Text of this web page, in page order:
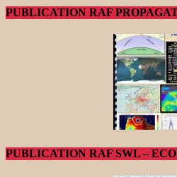
PUBLICATION RAF
PUBLICATION RAF SWL –